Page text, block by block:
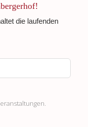
die laufenden